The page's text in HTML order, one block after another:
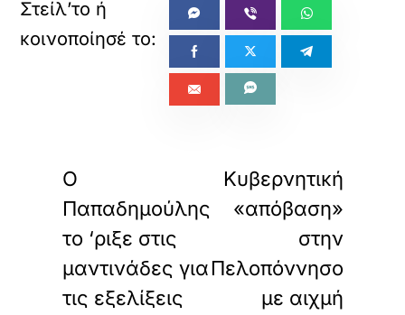
Ο
Παπαδημούλης
το ‘ριξε στις
μαντινάδες για
τις εξελίξεις
Κυβερνητική
«απόβαση»
στην
Πελοπόννησο
με αιχμή